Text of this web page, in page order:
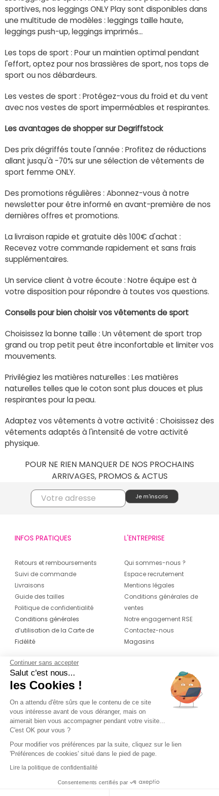
sportives, nos leggings ONLY Play sont disponibles dans
une multitude de modèles : leggings taille haute,
leggings push-up, leggings imprimés...
Les tops de sport : Pour un maintien optimal pendant
l'effort, optez pour nos brassières de sport, nos tops de
sport ou nos débardeurs.
Les vestes de sport : Protégez-vous du froid et du vent
avec nos vestes de sport imperméables et respirantes.
Les avantages de shopper sur Degriffstock
Des prix dégriffés toute l'année : Profitez de réductions
allant jusqu'à -70% sur une sélection de vêtements de
sport femme ONLY.
Des promotions régulières : Abonnez-vous à notre
newsletter pour être informé en avant-première de nos
dernières offres et promotions.
La livraison rapide et gratuite dès 100€ d'achat :
Recevez votre commande rapidement et sans frais
supplémentaires.
Un service client à votre écoute : Notre équipe est à
votre disposition pour répondre à toutes vos questions.
Conseils pour bien choisir vos vêtements de sport
Choisissez la bonne taille : Un vêtement de sport trop
grand ou trop petit peut être inconfortable et limiter vos
mouvements.
Privilégiez les matières naturelles : Les matières
naturelles telles que le coton sont plus douces et plus
respirantes pour la peau.
Adaptez vos vêtements à votre activité : Choisissez des
vêtements adaptés à l'intensité de votre activité
physique.
POUR NE RIEN MANQUER DE NOS PROCHAINS
ARRIVAGES, PROMOS & ACTUS
INFOS PRATIQUES
Retours et remboursements
Suivi de commande
Livraisons
Guide des tailles
Politique de confidentialité
Conditions générales
d’utilisation de la Carte de
Fidélité
L'ENTREPRISE
Qui sommes-nous ?
Espace recrutement
Mentions légales
Conditions générales de
ventes
Notre engagement RSE
Contactez-nous
Magasins
CONTACT
04 42 20 78 42
Du lundi au jeudi de 8h30 à 16h30 & le
vendredi de 8h30 à 15h30
Continuer sans accepter
Salut c'est nous...
les Cookies !
On a attendu d'être sûrs que le contenu de ce site
vous intéresse avant de vous déranger, mais on
aimerait bien vous accompagner pendant votre visite...
C'est OK pour vous ?
Pour modifier vos préférences par la suite, cliquez sur le lien
'Préférences de cookies' situé dans le pied de page.
Lire la politique de confidentialité
Consentements certifiés par